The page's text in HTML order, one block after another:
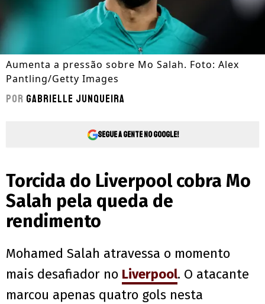
Aumenta a pressão sobre Mo Salah. Foto: Alex
Pantling/Getty Images
Por Gabrielle Junqueira
Segue a gente no Google!
Torcida do Liverpool cobra Mo
Salah pela queda de
rendimento
Mohamed Salah atravessa o momento
mais desafiador no Liverpool. O atacante
marcou apenas quatro gols nesta